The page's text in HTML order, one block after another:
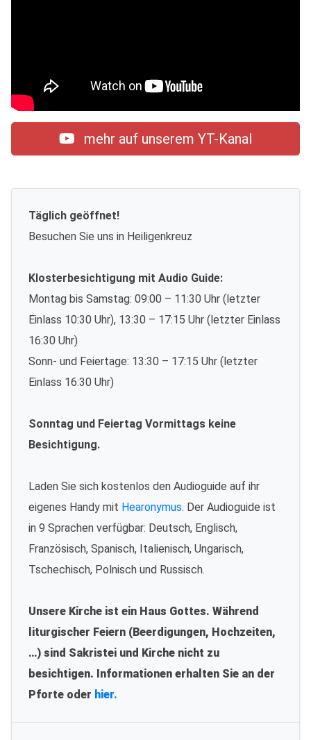
mehr auf unserem YT-Kanal
Täglich geöffnet!
Besuchen Sie uns in Heiligenkreuz
Klosterbesichtigung mit Audio Guide:
Montag bis Samstag: 09:00 – 11:30 Uhr (letzter
Einlass 10:30 Uhr), 13:30 – 17:15 Uhr (letzter Einlass
16:30 Uhr)
Sonn- und Feiertage: 13:30 – 17:15 Uhr (letzter
Einlass 16:30 Uhr)
Sonntag und Feiertag Vormittags keine
Besichtigung.
Laden Sie sich kostenlos den Audioguide auf ihr
eigenes Handy mit Hearonymus. Der Audioguide ist
in 9 Sprachen verfügbar: Deutsch, Englisch,
Französisch, Spanisch, Italienisch, Ungarisch,
Tschechisch, Polnisch und Russisch.
Unsere Kirche ist ein Haus Gottes. Während
liturgischer Feiern (Beerdigungen, Hochzeiten,
…) sind Sakristei und Kirche nicht zu
besichtigen. Informationen erhalten Sie an der
Pforte oder hier.